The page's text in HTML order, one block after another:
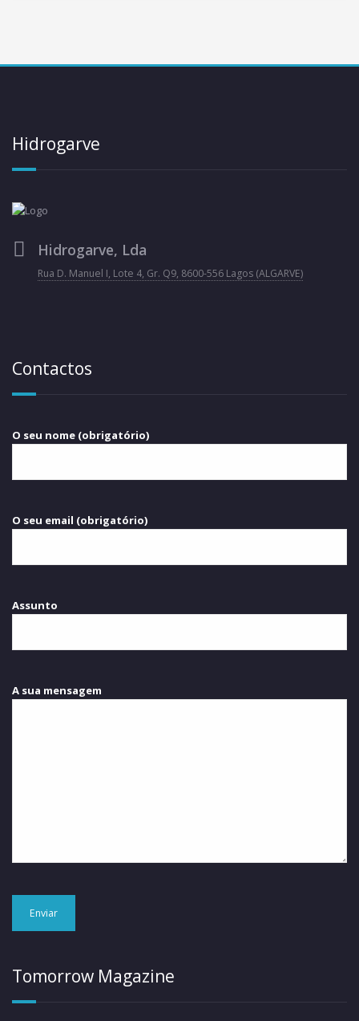
Hidrogarve
Hidrogarve, Lda
Rua D. Manuel I, Lote 4, Gr. Q9, 8600-556 Lagos (ALGARVE)
Contactos
O seu nome (obrigatório)
O seu email (obrigatório)
Assunto
A sua mensagem
Tomorrow Magazine